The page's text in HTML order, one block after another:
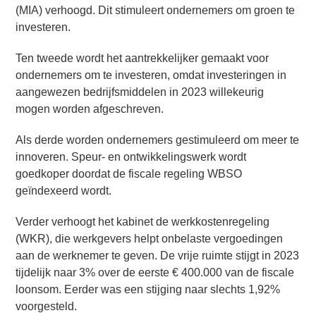
(MIA) verhoogd. Dit stimuleert ondernemers om groen te
investeren.
Ten tweede wordt het aantrekkelijker gemaakt voor
ondernemers om te investeren, omdat investeringen in
aangewezen bedrijfsmiddelen in 2023 willekeurig
mogen worden afgeschreven.
Als derde worden ondernemers gestimuleerd om meer te
innoveren. Speur- en ontwikkelingswerk wordt
goedkoper doordat de fiscale regeling WBSO
geïndexeerd wordt.
Verder verhoogt het kabinet de werkkostenregeling
(WKR), die werkgevers helpt onbelaste vergoedingen
aan de werknemer te geven. De vrije ruimte stijgt in 2023
tijdelijk naar 3% over de eerste € 400.000 van de fiscale
loonsom. Eerder was een stijging naar slechts 1,92%
voorgesteld.